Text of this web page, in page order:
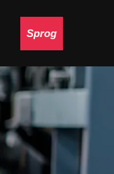
Sprog